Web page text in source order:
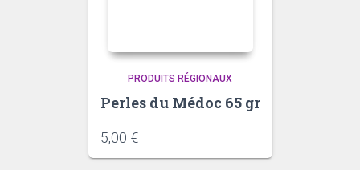
PRODUITS RÉGIONAUX
Perles du Médoc 65 gr
5,00 €